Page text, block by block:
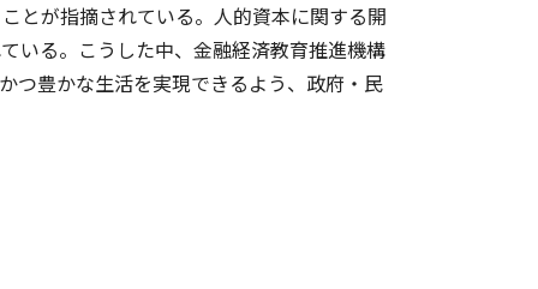
とが指摘されている。人的資本に関する開
いる。こうした中、金融経済教育推進機構
つ豊かな生活を実現できるよう、政府・民